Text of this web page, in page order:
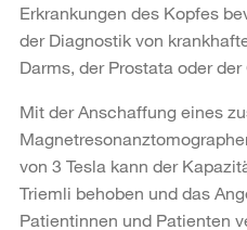
Erkrankungen des Kopfes
der Diagnostik von
Darms, der Prostata oder
Mit der Anschaffung eines
von 3 Tesla kann der
Triemli behoben und das
Patientinnen und Patienten